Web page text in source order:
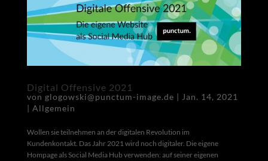
Digital Offensive 2021
von glogowski@punctum-image.de | Jan. 14, 2021
| Allgemein
Wollen sie teilnehmen an der digitalen Revolution im
Kundenkontakt. Das Jahr 2021 wird noch digitaler. Die eigene
Hompage als Social Media Hub verwenden: auf seiner eigenen